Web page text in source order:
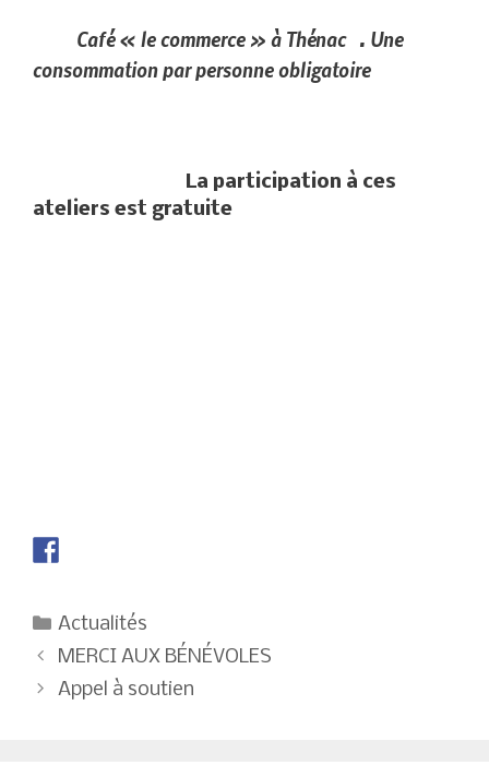
Café « le commerce » à Thénac . Une
consommation par personne obligatoire
La participation à ces
ateliers est gratuite
Catégories
Actualités
Navigation
des
MERCI AUX BÉNÉVOLES
Appel à soutien